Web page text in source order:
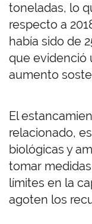
toneladas, lo
respecto a
había sido de
que evidenció
aumento
El
relacionado,
biológicas y
tomar
límites en la
agoten los